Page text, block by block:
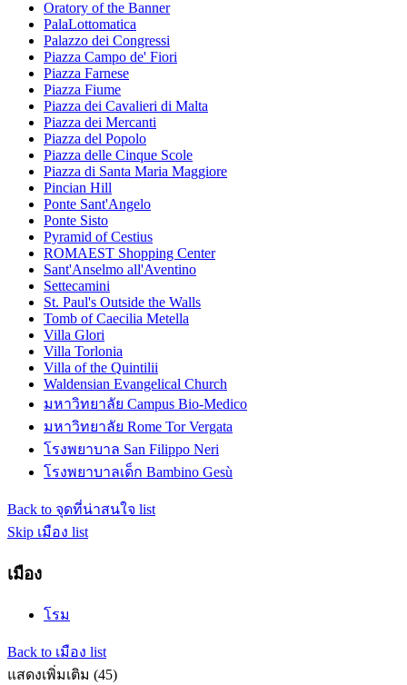
Oratory of the Banner
PalaLottomatica
Palazzo dei Congressi
Piazza Campo de' Fiori
Piazza Farnese
Piazza Fiume
Piazza dei Cavalieri di Malta
Piazza dei Mercanti
Piazza del Popolo
Piazza delle Cinque Scole
Piazza di Santa Maria Maggiore
Pincian Hill
Ponte Sant'Angelo
Ponte Sisto
Pyramid of Cestius
ROMAEST Shopping Center
Sant'Anselmo all'Aventino
Settecamini
St. Paul's Outside the Walls
Tomb of Caecilia Metella
Villa Glori
Villa Torlonia
Villa of the Quintilii
Waldensian Evangelical Church
มหาวิทยาลัย Campus Bio-Medico
มหาวิทยาลัย Rome Tor Vergata
โรงพยาบาล San Filippo Neri
โรงพยาบาลเด็ก Bambino Gesù
Back to จุดที่น่าสนใจ list
Skip เมือง list
เมือง
โรม
Back to เมือง list
แสดงเพิ่มเติม (45)